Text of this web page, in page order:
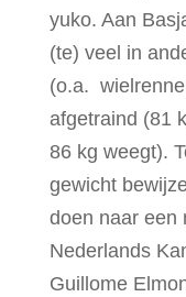
yuko. Aan
(te) veel in
(o.a.
afgetraind (81
86 kg weegt).
gewicht
doen naar een
Nederlands
Guillome